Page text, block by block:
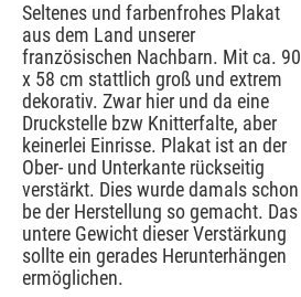
Seltenes und farbenfrohes Plakat
aus dem Land unserer
französischen Nachbarn. Mit ca. 90
x 58 cm stattlich groß und extrem
dekorativ. Zwar hier und da eine
Druckstelle bzw Knitterfalte, aber
keinerlei Einrisse. Plakat ist an der
Ober- und Unterkante rückseitig
verstärkt. Dies wurde damals schon
be der Herstellung so gemacht. Das
untere Gewicht dieser Verstärkung
sollte ein gerades Herunterhängen
ermöglichen.